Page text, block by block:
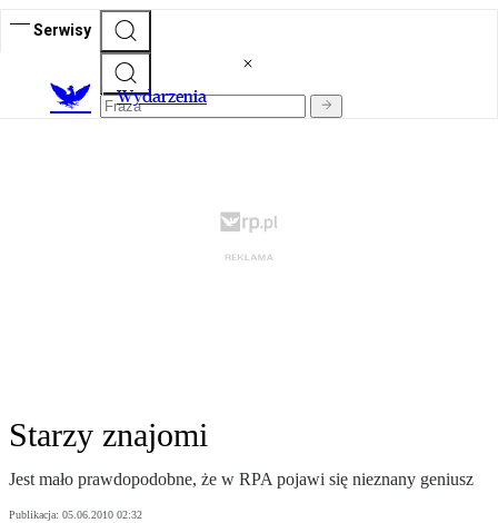
Serwisy
Wydarzenia
Starzy znajomi
Jest mało prawdopodobne, że w RPA pojawi się nieznany geniusz
Publikacja: 05.06.2010 02:32